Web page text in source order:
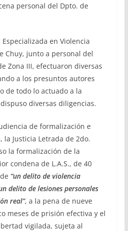
personal del Dpto. de
en Violencia
Chuy, junto a personal del
Zona III, efectuaron diversas
a los presuntos autores
de todo lo actuado a la
diversas diligencias.
de formalización e
la Justicia Letrada de 2do.
la formalización de la
condena de L.A.S., de 40
“un delito de violencia
delito de lesiones personales
real”, a la pena de nueve
meses de prisión efectiva y el
vigilada, sujeta al